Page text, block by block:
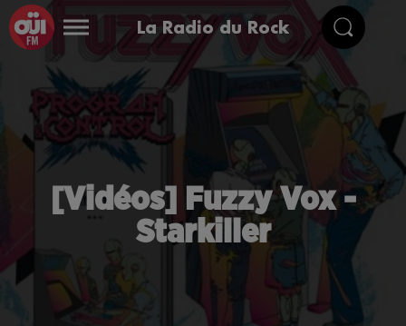
La Radio du Rock
[Vidéos] Fuzzy Vox -
Starkiller